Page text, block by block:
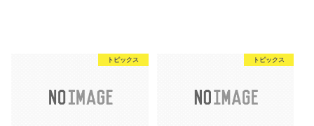
トピックス トピックス